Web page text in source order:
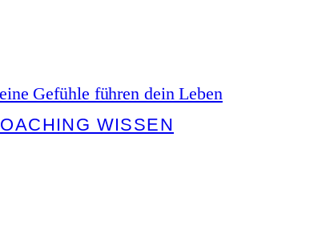
Gefühle führen dein Leben
WISSEN